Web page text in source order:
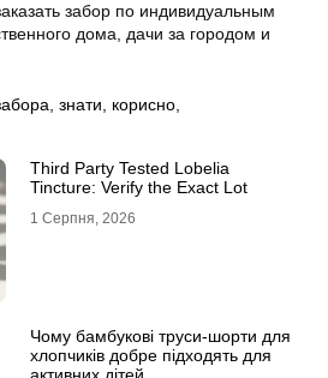
забор по индивидуальным
дома, дачи за городом и
знати корисно
Third Party Tested Lobelia
Tincture: Verify the Exact Lot
1 Серпня, 2026
Чому бамбукові труси-шорти для
хлопчиків добре підходять для